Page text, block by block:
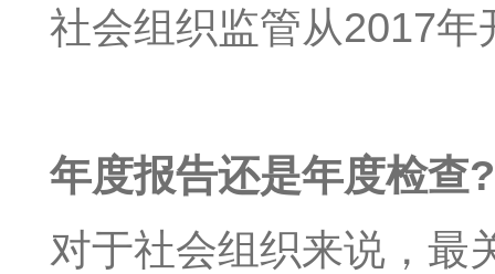
社会组织监管从2017
年度报告还是年度检查?
对于社会组织来说，最